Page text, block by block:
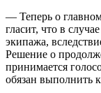
— Теперь о
гласит, что в
экипажа,
Решение о
принимается
обязан выполнить